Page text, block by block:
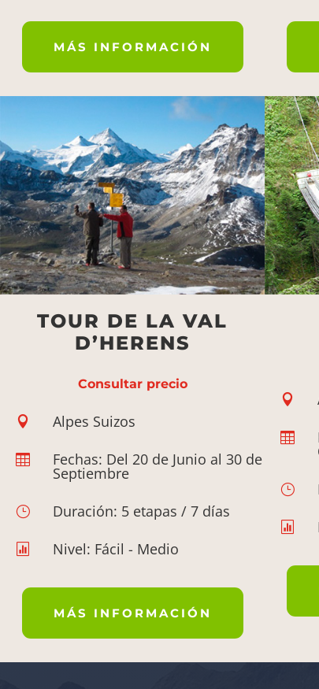
MÁS INFORMACIÓN
TOUR DE LA VAL
D’HERENS
Consultar precio
 Alpes Suizos
 Fechas: Del 20 de Junio al 30 de
Septiembre
} Duración: 5 etapas / 7 días
 Nivel: Fácil - Medio
MÁS INFORMACIÓN


}
